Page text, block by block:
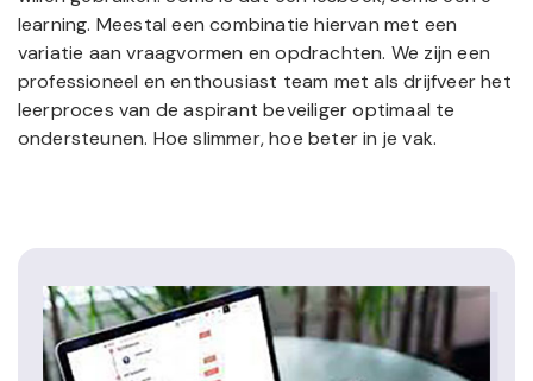
learning. Meestal een combinatie hiervan met een
variatie aan vraagvormen en opdrachten. We zijn een
professioneel en enthousiast team met als drijfveer het
leerproces van de aspirant beveiliger optimaal te
ondersteunen. Hoe slimmer, hoe beter in je vak.